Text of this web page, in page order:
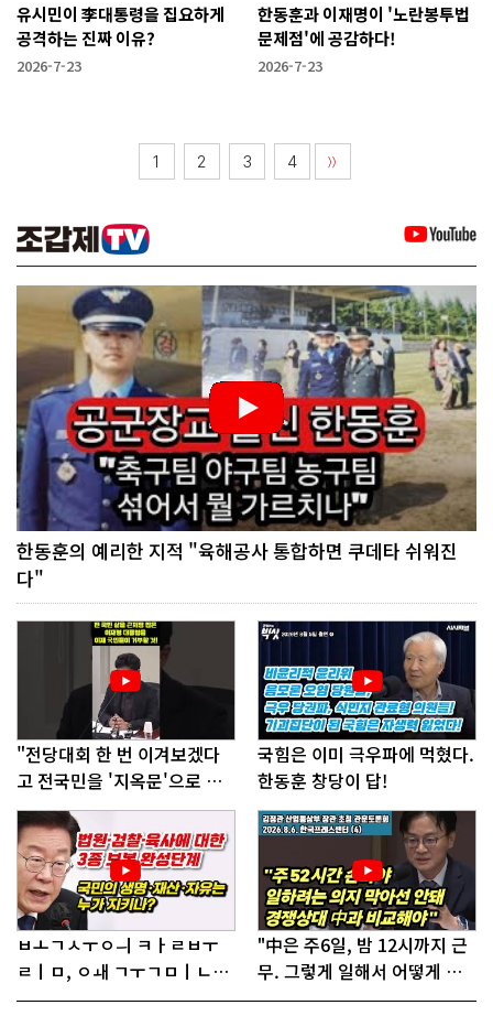
유시민이 李대통령을 집요하게
공격하는 진짜 이유?
2026-7-23
한동훈과 이재명이 '노란봉투법
문제점'에 공감하다!
2026-7-23
1 2 3 4 〉〉
한동훈의 예리한 지적 "육해공사 통합하면 쿠데타 쉬워진
다"
"전당대회 한 번 이겨보겠다
고 전국민을 '지옥문'으로 밀
어!"
국힘은 이미 극우파에 먹혔다.
한동훈 창당이 답!
ㅂㅗㄱㅅㅜㅇㅢ ㅋㅏㄹㅂㅜ
ㄹㅣㅁ, ㅇㅙ ㄱㅜㄱㅁㅣㄴㄷ
ㅡㄹㅇㅣ ㄷㅏㅇㅎㅐㅇㅑ ㅎ
"中은 주6일, 밤 12시까지 근
무. 그렇게 일해서 어떻게 경
쟁하냐 반문하더라"